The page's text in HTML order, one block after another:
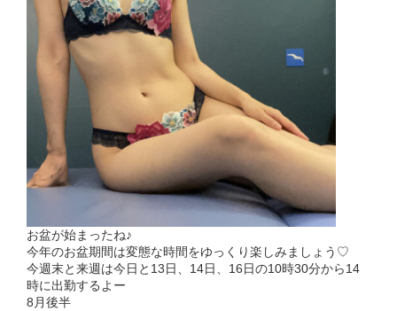
お盆が始まったね♪
今年のお盆期間は変態な時間をゆっくり楽しみましょう♡
今週末と来週は今日と13日、14日、16日の10時30分から14
時に出勤するよー
8月後半